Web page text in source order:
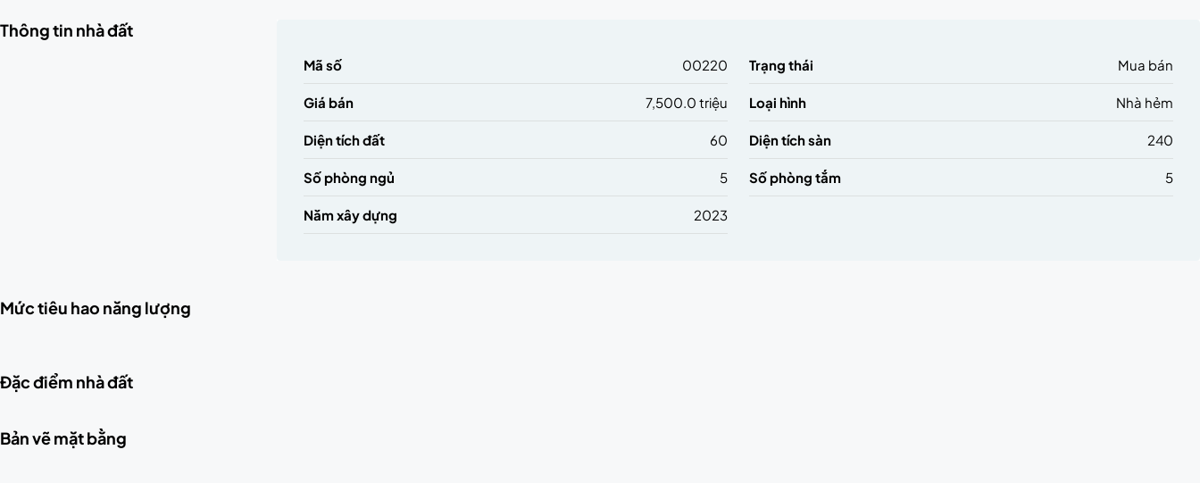
Thông tin nhà đất
Mã số 00220 Trạng thái Mua bán
Giá bán 7,500.0 triệu Loại hình Nhà hẻm
Diện tích đất 60 Diện tích sàn 240
Số phòng ngủ 5 Số phòng tắm 5
Năm xây dựng 2023
Mức tiêu hao năng lượng
Đặc điểm nhà đất
Bản vẽ mặt bằng